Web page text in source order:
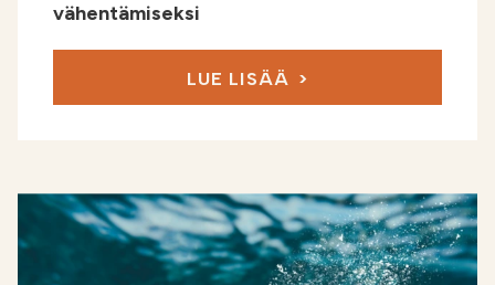
vähentämiseksi
LUE LISÄÄ